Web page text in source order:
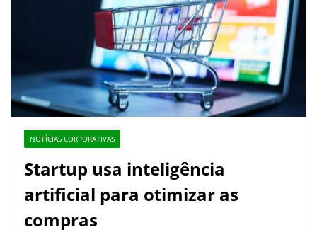
NOTÍCIAS CORPORATIVAS
Startup usa inteligência
artificial para otimizar as
compras